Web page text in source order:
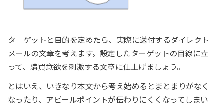
ターゲットと目的を定めたら、実際に送付するダイレクト
メールの文章を考えます。設定したターゲットの目線に立
って、購買意欲を刺激する文章に仕上げましょう。
とはいえ、いきなり本文から考え始めるとまとまりがなく
なったり、アピールポイントが伝わりにくくなってしまい